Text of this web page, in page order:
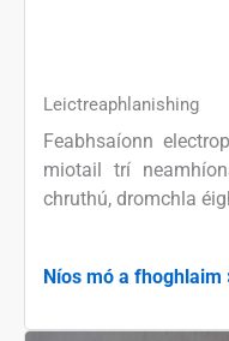
Leictreaphlanishing
Feabhsaíonn
miotail trí
chruthú, dromchla
Níos mó a fhoghlaim